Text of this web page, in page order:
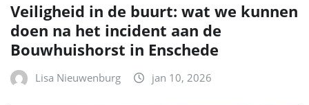
Veiligheid in de buurt: wat we kunnen
doen na het incident aan de
Bouwhuishorst in Enschede
Lisa Nieuwenburg jan 10, 2026